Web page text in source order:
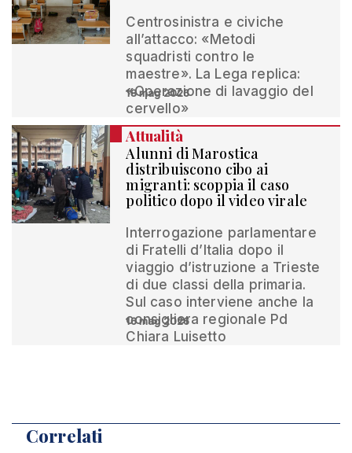
Centrosinistra e civiche
all’attacco: «Metodi
squadristi contro le
maestre». La Lega replica:
«Operazione di lavaggio del
cervello»
18 mag 2026
Attualità
Alunni di Marostica
distribuiscono cibo ai
migranti: scoppia il caso
politico dopo il video virale
Interrogazione parlamentare
di Fratelli d’Italia dopo il
viaggio d’istruzione a Trieste
di due classi della primaria.
Sul caso interviene anche la
consigliera regionale Pd
Chiara Luisetto
16 mag 2026
Correlati